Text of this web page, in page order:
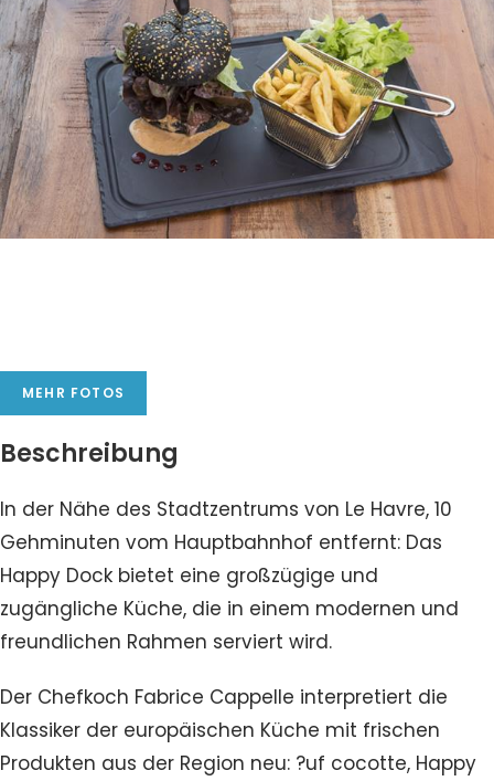
MEHR FOTOS
Beschreibung
In der Nähe des Stadtzentrums von Le Havre, 10
Gehminuten vom Hauptbahnhof entfernt: Das
Happy Dock bietet eine großzügige und
zugängliche Küche, die in einem modernen und
freundlichen Rahmen serviert wird.
Der Chefkoch Fabrice Cappelle interpretiert die
Klassiker der europäischen Küche mit frischen
Produkten aus der Region neu: ?uf cocotte, Happy